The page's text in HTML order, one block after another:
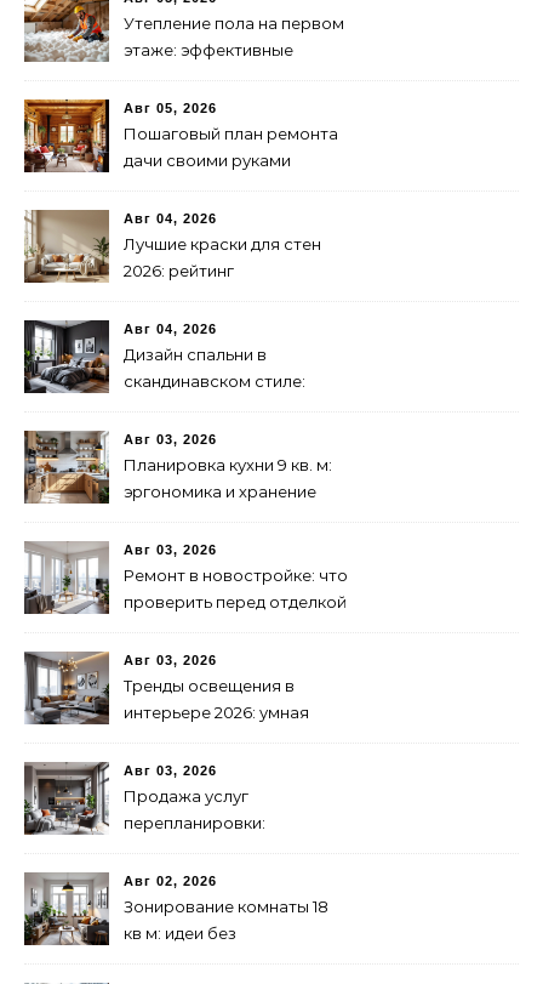
Утепление пола на первом
этаже: эффективные
Авг 05, 2026
Пошаговый план ремонта
дачи своими руками
Авг 04, 2026
Лучшие краски для стен
2026: рейтинг
стойкости
Авг 04, 2026
Дизайн спальни в
скандинавском стиле:
Авг 03, 2026
Планировка кухни 9 кв. м:
эргономика и хранение
Авг 03, 2026
Ремонт в новостройке: что
проверить перед отделкой
Авг 03, 2026
Тренды освещения в
интерьере 2026: умная
лампы
Авг 03, 2026
Продажа услуг
перепланировки:
руководство
Авг 02, 2026
Зонирование комнаты 18
кв м: идеи без